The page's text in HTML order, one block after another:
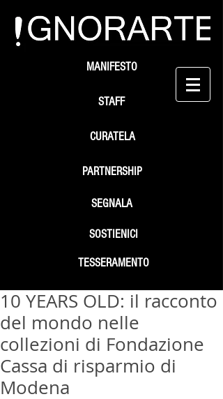
STAFF
SEGNALA
SOSTIENICI
MANIFESTO
PARTNERSHIP
TESSERAMENTO
CURATELA
10 YEARS OLD: il racconto
del mondo nelle
collezioni di Fondazione
Cassa di risparmio di
Modena